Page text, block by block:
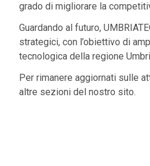
grado di migliorare la
Guardando al futuro,
strategici, con l’obiettivo di
tecnologica della regione
Per rimanere aggiornati sulle
altre sezioni del nostro sito.